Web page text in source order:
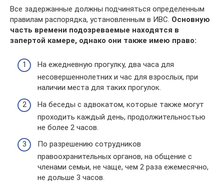
Все задержанные должны подчиняться определенным
правилам распорядка, установленным в ИВС. Основную
часть времени подозреваемые находятся в
запертой камере, однако они также имею право:
На ежедневную прогулку, два часа для
несовершеннолетних и час для взрослых, при
наличии места для таких прогулок.
На беседы с адвокатом, которые также могут
проходить каждый день, продолжительностью
не более 2 часов.
По разрешению сотрудников
правоохранительных органов, на общение с
членами семьи, не чаще, чем 2 раза ежемесячно,
не дольше 3 часов.